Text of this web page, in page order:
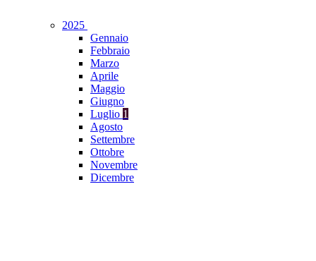
2025
Gennaio
Febbraio
Marzo
Aprile
Maggio
Giugno
Luglio 1
Agosto
Settembre
Ottobre
Novembre
Dicembre